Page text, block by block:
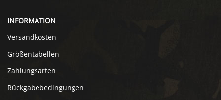
INFORMATION
Versandkosten
Größentabellen
Zahlungsarten
Rückgabebedingungen